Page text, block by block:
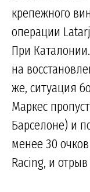
крепежного
операции
При
на
же, ситуация
Маркес
Барселоне) и
менее 30
Racing, и